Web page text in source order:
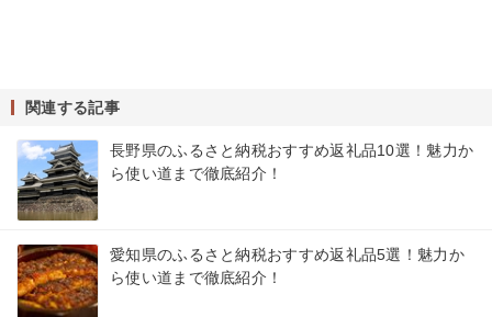
関連する記事
長野県のふるさと納税おすすめ返礼品10選！魅力か
ら使い道まで徹底紹介！
愛知県のふるさと納税おすすめ返礼品5選！魅力か
ら使い道まで徹底紹介！